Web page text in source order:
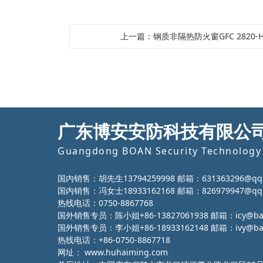
上一篇：钢质非隔热防火窗GFC 2820-
广东博安安防科技有限公
Guangdong BOAN Security
国内销售：胡先生13794259998 邮箱：
国内销售：冯女士18933162168 邮箱：
热线电话：0750-8867768
国外销售专员：陈小姐+86-13827061938 邮箱：
国外销售专员：李小姐+86-18933162148 邮箱：
热线电话：+86-0750-8867718
网址： www.huhaiming.com